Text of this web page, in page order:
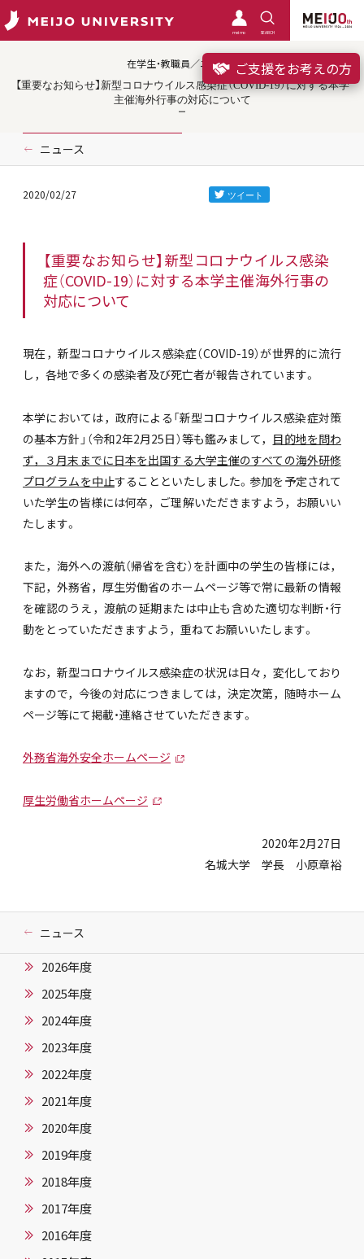
meimo SEARCH
ご支援をお考えの方
在学生・教職員／ニュース
【重要なお知らせ】新型コロナウイルス感染症（COVID-19）に対する本学
主催海外行事の対応について
ニュース
2020/02/27
【重要なお知らせ】新型コロナウイルス感染
症（COVID-19）に対する本学主催海外行事の
対応について
現在，新型コロナウイルス感染症（COVID-19）が世界的に流行
し，各地で多くの感染者及び死亡者が報告されています。
本学においては，政府による「新型コロナウイルス感染症対策
の基本方針」（令和2年2月25日）等も鑑みまして， 目的地を問わ
ず，３月末までに日本を出国する大学主催のすべての海外研修
プログラムを中止することといたしました。参加を予定されて
いた学生の皆様には何卒，ご理解いただきますよう，お願いい
たします。
また，海外への渡航（帰省を含む）を計画中の学生の皆様には，
下記，外務省，厚生労働省のホームページ等で常に最新の情報
を確認のうえ，渡航の延期または中止も含めた適切な判断・行
動をとっていただきますよう，重ねてお願いいたします。
なお，新型コロナウイルス感染症の状況は日々，変化しており
ますので，今後の対応につきましては，決定次第，随時ホーム
ページ等にて掲載・連絡させていただきます。
外務省海外安全ホームページ
厚生労働省ホームページ
2020年2月27日
名城大学 学長 小原章裕
ニュース
2026年度
2025年度
2024年度
2023年度
2022年度
2021年度
2020年度
2019年度
2018年度
2017年度
2016年度